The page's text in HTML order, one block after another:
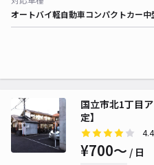
オートバイ軽自動車コンパクトカー中
国立市北1丁目
定】
4.4
¥700〜 / 日